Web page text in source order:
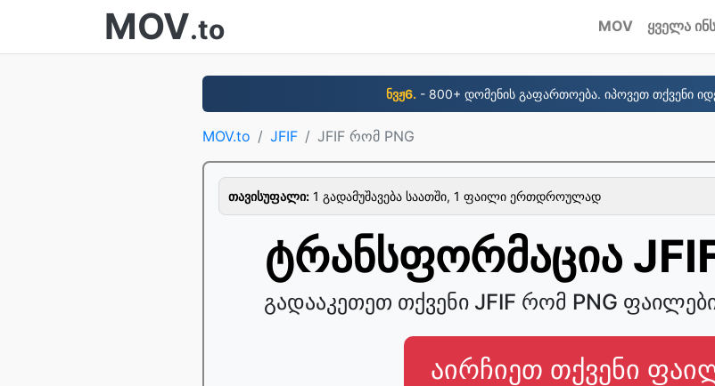
MOV.to MOV ყველა
ნვჟ6. - 800+ დომენის გაფართოება. იპოვეთ თქვენი
MOV.to JFIF JFIF რომ PNG
თავისუფალი: 1 გადამუშავება საათში, 1 ფაილი ერთდროულად
ტრანსფორმაცია
გადააკეთეთ თქვენი JFIF რომ PNG
აირჩიეთ თქვენი